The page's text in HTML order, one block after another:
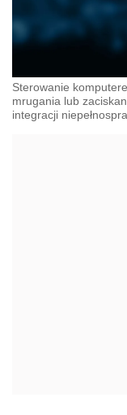
Sterowanie
mrugania lub
integracji